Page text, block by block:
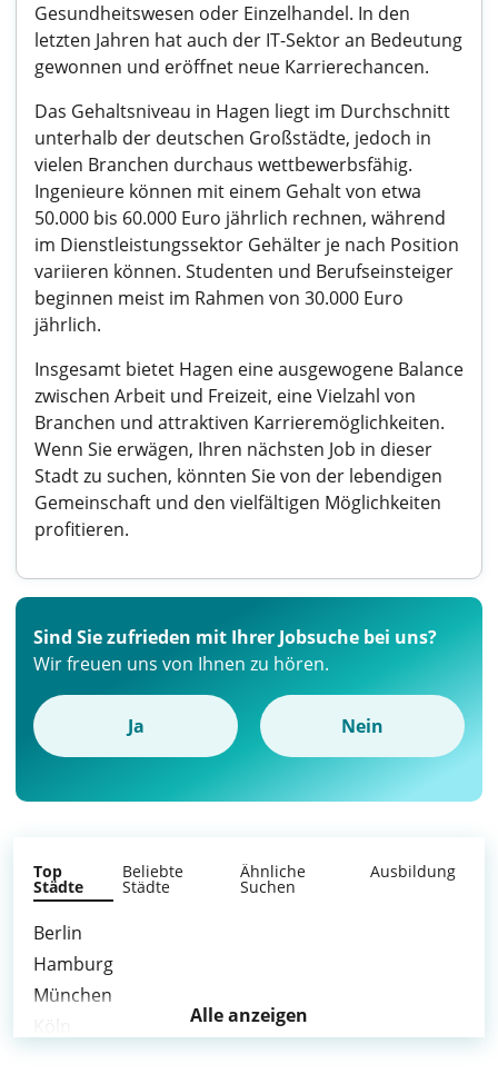
Gesundheitswesen oder Einzelhandel. In den
letzten Jahren hat auch der IT-Sektor an Bedeutung
gewonnen und eröffnet neue Karrierechancen.
Das Gehaltsniveau in Hagen liegt im Durchschnitt
unterhalb der deutschen Großstädte, jedoch in
vielen Branchen durchaus wettbewerbsfähig.
Ingenieure können mit einem Gehalt von etwa
50.000 bis 60.000 Euro jährlich rechnen, während
im Dienstleistungssektor Gehälter je nach Position
variieren können. Studenten und Berufseinsteiger
beginnen meist im Rahmen von 30.000 Euro
jährlich.
Insgesamt bietet Hagen eine ausgewogene Balance
zwischen Arbeit und Freizeit, eine Vielzahl von
Branchen und attraktiven Karrieremöglichkeiten.
Wenn Sie erwägen, Ihren nächsten Job in dieser
Stadt zu suchen, könnten Sie von der lebendigen
Gemeinschaft und den vielfältigen Möglichkeiten
profitieren.
Sind Sie zufrieden mit Ihrer Jobsuche bei uns?
Wir freuen uns von Ihnen zu hören.
Ja Nein
Top
Städte
Beliebte
Städte
Ähnliche
Suchen
Ausbildung
Berlin
Hamburg
München
Alle anzeigen